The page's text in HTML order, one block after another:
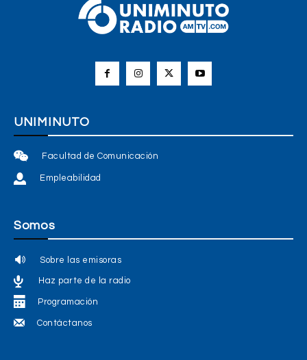
UNIMINUTO
Facultad de Comunicación
Empleabilidad
Somos
Sobre las emisoras
Haz parte de la radio
Programación
Contáctanos